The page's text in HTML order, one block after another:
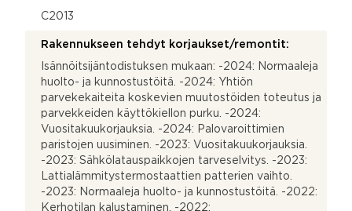
C2013
Rakennukseen tehdyt korjaukset/remontit:
Isännöitsijäntodistuksen mukaan: -2024: Normaaleja
huolto- ja kunnostustöitä. -2024: Yhtiön
parvekekaiteita koskevien muutostöiden toteutus ja
parvekkeiden käyttökiellon purku. -2024:
Vuositakuukorjauksia. -2024: Palovaroittimien
paristojen uusiminen. -2023: Vuositakuukorjauksia.
-2023: Sähkölatauspaikkojen tarveselvitys. -2023:
Lattialämmitystermostaattien patterien vaihto.
-2023: Normaaleja huolto- ja kunnostustöitä. -2022:
Kerhotilan kalustaminen. -2022: